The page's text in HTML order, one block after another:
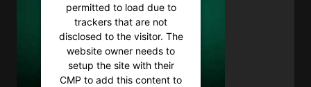
permitted to load due to
trackers that are not
disclosed to the visitor. The
website owner needs to
setup the site with their
CMP to add this content to